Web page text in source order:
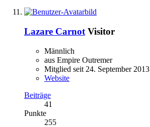
Lazare Carnot Visitor
Männlich
aus Empire Outremer
Mitglied seit 24. September 2013
Website
Beiträge
41
Punkte
255